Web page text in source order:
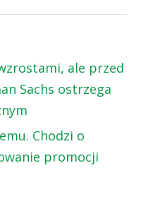
ale przed
Sachs ostrzega
Chodzi o
promocji